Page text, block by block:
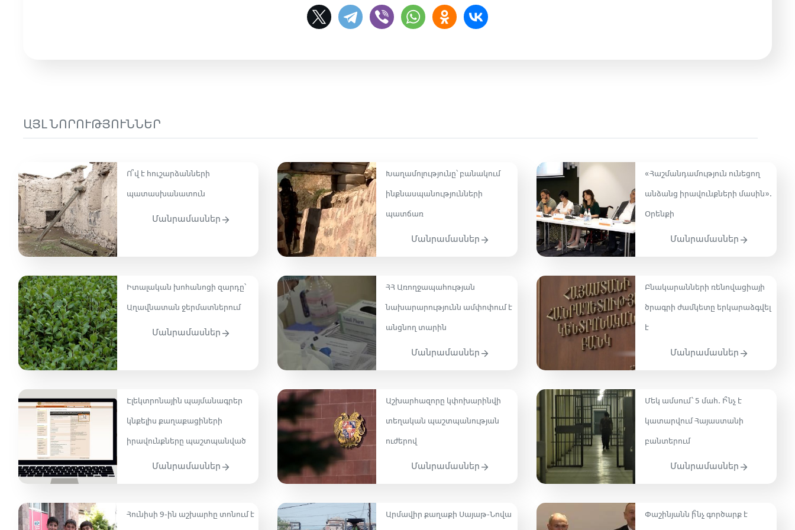
ԱՅԼ ՆՈՐՈՒԹՅՈՒՆՆԵՐ
Ո՞վ է հուշարձանների
պատասխանատուն
Մանրամասներ
Խաղամոլությունը՝ բանակում
ինքնասպանությունների
պատճառ
Մանրամասներ
«Հաշմանդամություն ունեցող
անձանց իրավունքների մասին»․
Օրենքի
Մանրամասներ
Իտալական խոհանոցի զարդը՝
Աղավնատան ջերմատներում
Մանրամասներ
ՀՀ Առողջապահության
նախարարությունն ամփոփում է
անցնող տարին
Մանրամասներ
Բնակարանների ռենովացիայի
ծրագրի ժամկետը երկարաձգվել
է
Մանրամասներ
Էլեկտրոնային պայմանագրեր
կնքելիս քաղաքացիների
իրավունքները պաշտպանված
Մանրամասներ
Աշխարհազորը կփոխարինվի
տեղական պաշտպանության
ուժերով
Մանրամասներ
Մեկ ամսում՝ 5 մահ․ Ի՞նչ է
կատարվում Հայաստանի
բանտերում
Մանրամասներ
Հունիսի 9-ին աշխարհը տոնում է Արմավիր քաղաքի Սայաթ-Նովա Փաշինյանն ի՞նչ գործարք է